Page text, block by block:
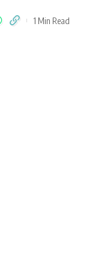
1 Min Read